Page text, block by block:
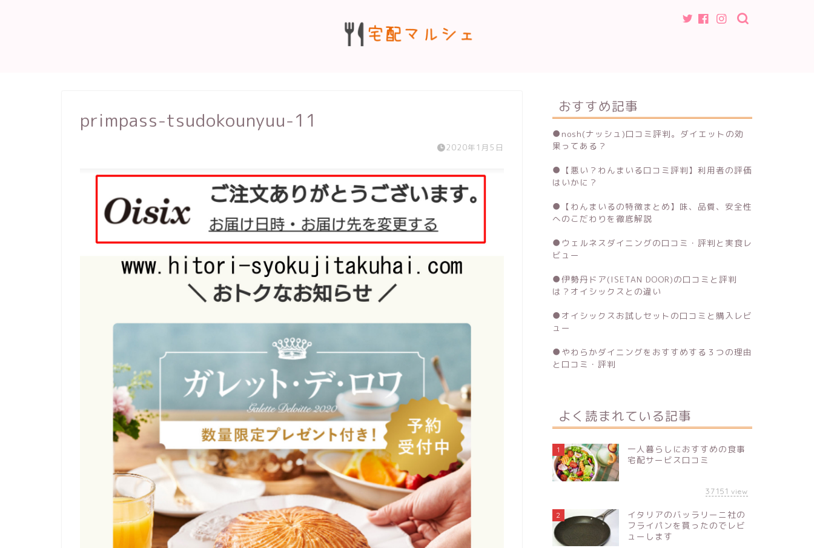
primpass-tsudokounyuu-11
2020年1月5日
おすすめ記事
● nosh(ナッシュ)口コミ評判。ダイエットの効
果ってある？
● 【悪い？わんまいる口コミ評判】利用者の評価
はいかに？
● 【わんまいるの特徴まとめ】味、品質、安全性
へのこだわりを徹底解説
● ウェルネスダイニングの口コミ・評判と実食レ
ビュー
●伊勢丹ドア(ISETAN DOOR)の口コミと評判
は？オイシックスとの違い
● オイシックスお試しセットの口コミと購入レビ
ュー
● やわらかダイニングをおすすめする３つの理由
と口コミ・評判
よく読まれている記事
1
一人暮らしにおすすめの食事
宅配サービス口コミ
37151 view
2
イタリアのバッラリーニ社の
フライパンを買ったのでレビ
ューします